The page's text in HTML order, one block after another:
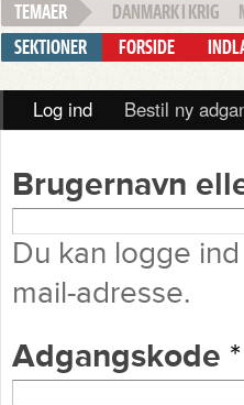
DANMARK I KRIG
FORSIDE
Log ind(aktiv fane)
Bestil ny
Brugernavn
Du kan logge
mail-adresse.
Adgangskode *